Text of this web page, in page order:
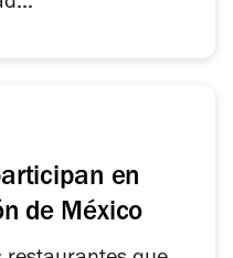
en
de México